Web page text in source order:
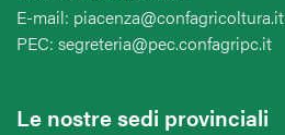
E-mail: piacenza@confagricoltura.it
PEC: segreteria@pec.confagripc.it
Le nostre sedi provinciali